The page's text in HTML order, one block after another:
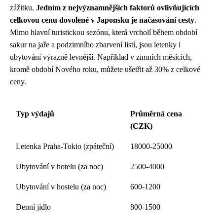
zážitku. Jedním z nejvýznamnějších faktorů ovlivňujících
celkovou cenu dovolené v Japonsku je načasování cesty.
Mimo hlavní turistickou sezónu, která vrcholí během období
sakur na jaře a podzimního zbarvení listí, jsou letenky i
ubytování výrazně levnější. Například v zimních měsících,
kromě období Nového roku, můžete ušetřit až 30% z celkové
ceny.
Typ výdajů
Průměrná cena
(CZK)
Letenka Praha-Tokio (zpáteční) 18000-25000
Ubytování v hotelu (za noc) 2500-4000
Ubytování v hostelu (za noc) 600-1200
Denní jídlo 800-1500